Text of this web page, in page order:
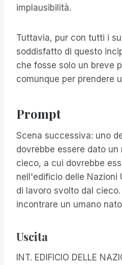
implausibilità.
Tuttavia, pur con tutti i
soddisfatto di questo
che fosse solo un breve
comunque per prendere
Prompt
Scena successiva: uno
dovrebbe essere dato un
cieco, a cui dovrebbe
nell'edificio delle Nazioni
di lavoro svolto dal
incontrare un umano
Uscita
INT. EDIFICIO DELLE